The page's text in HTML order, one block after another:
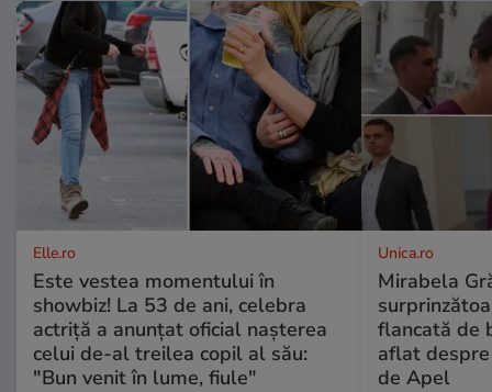
Elle.ro
Este vestea momentului în
showbiz! La 53 de ani, celebra
actriță a anunțat oficial nașterea
celui de-al treilea copil al său:
"Bun venit în lume, fiule"
Unica.ro
Mirabela
flancată de
aflat
de Apel